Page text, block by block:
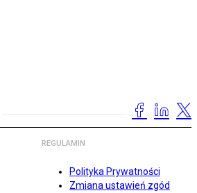
REGULAMIN
Polityka Prywatności
Zmiana ustawień zgód